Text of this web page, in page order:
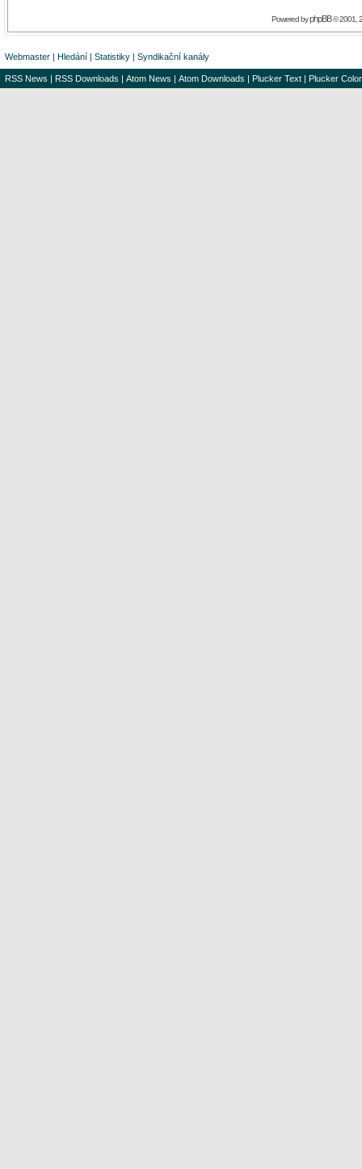
Powered byphpBB© 2001,
Webmaster | Hledání | Statistiky | Syndikační kanály
RSS News | RSS Downloads | Atom News | Atom Downloads | Plucker Text | Plucker Color